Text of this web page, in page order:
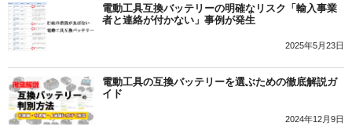
電動工具互換バッテリーの明確なリスク「輸入事業
者と連絡が付かない」事例が発生
2025年5月23日
電動工具の互換バッテリーを選ぶための徹底解説ガ
イド
2024年12月9日